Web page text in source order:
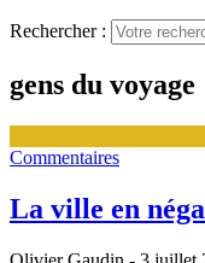
Rechercher :
gens du voyage
Commentaires
La ville en